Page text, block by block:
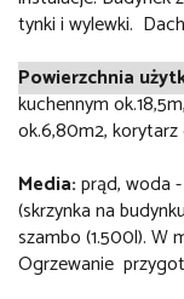
tynki i wylewki.
Powierzchnia
kuchennym
ok.6,80m2,
Media:prąd, woda
(skrzynka na
szambo (1.500l). W
Ogrzewanie